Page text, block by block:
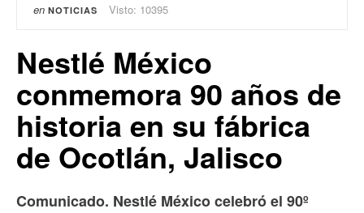
en NOTICIAS Visto: 10395
Nestlé México
conmemora 90 años de
historia en su fábrica
de Ocotlán, Jalisco
Comunicado. Nestlé México celebró el 90º